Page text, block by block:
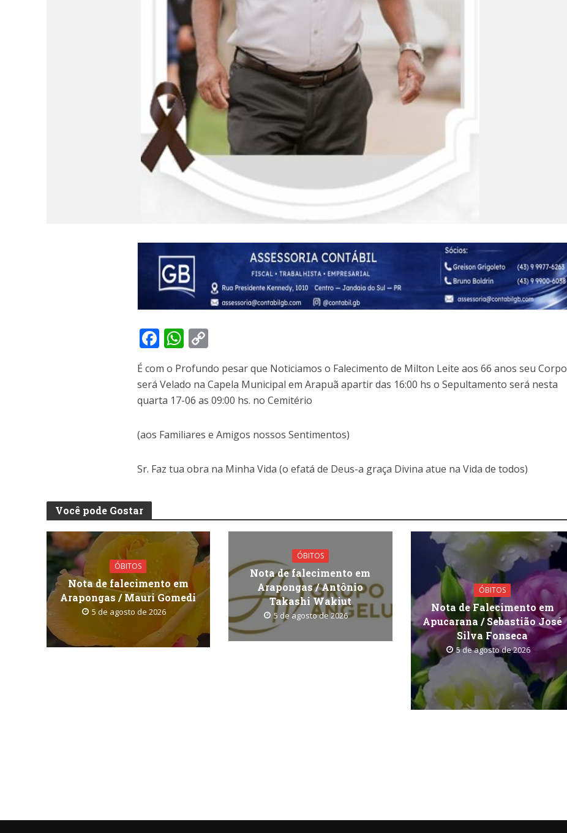
F
ac
e
b
o
W
h
at
s
p
o
p
y
n
É com o Profundo pesar que Noticiamos o Falecimento de Milton Leite aos 66 anos seu Corpo
será Velado na Capela Municipal em Arapuã apartir das 16:00 hs o Sepultamento será nesta
quarta 17-06 as 09:00 hs. no Cemitério
(aos Familiares e Amigos nossos Sentimentos)
Sr. Faz tua obra na Minha Vida (o efatá de Deus-a graça Divina atue na Vida de todos)
Você pode Gostar
ÓBITOS
Nota de falecimento em
Arapongas / Mauri Gomedi
5 de agosto de 2026
ÓBITOS
Nota de falecimento em
Arapongas / Antônio
Takashi Wakiut
5 de agosto de 2026
ÓBITOS
Nota de Falecimento em
Apucarana / Sebastião José
Silva Fonseca
5 de agosto de 2026